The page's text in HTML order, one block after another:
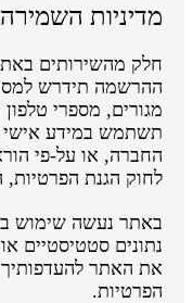
מדיניות
חלק מהשירותים
ההרשמה תידרש
מגורים, מספרי טלפון
תשתמש במידע אישי
החברה, או על-פי
לחוק הגנת הפרטיות,
נתונים סטטיסטיים
את האתר להעדפותיך
הפרטיות.